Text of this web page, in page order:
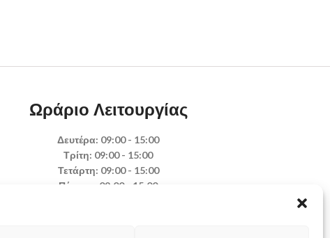
Ωράριο Λειτουργίας
Δευτέρα: 09:00 - 15:00
Τρίτη: 09:00 - 15:00
Τετάρτη: 09:00 - 15:00
Πέμπτη: 09:00 - 15:00